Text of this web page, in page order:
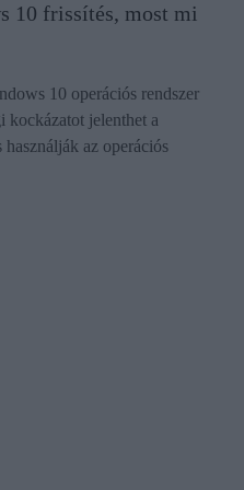
10 frissítés, most mi
10 operációs rendszer
kockázatot jelenthet a
az operációs